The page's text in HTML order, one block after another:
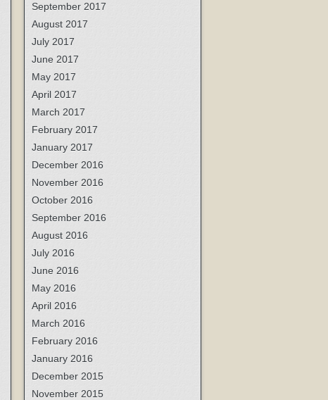
September 2017
August 2017
July 2017
June 2017
May 2017
April 2017
March 2017
February 2017
January 2017
December 2016
November 2016
October 2016
September 2016
August 2016
July 2016
June 2016
May 2016
April 2016
March 2016
February 2016
January 2016
December 2015
November 2015